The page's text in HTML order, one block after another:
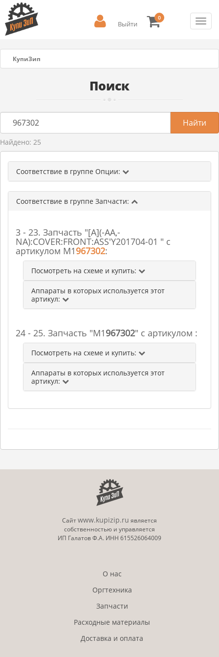
Выйти
0
КупиЗип
Поиск
Найдено: 25
Соответствие в группе Опции:
Соответствие в группе Запчасти:
3 - 23. Запчасть "[A](-AA,-
NA):COVER:FRONT:ASS'Y201704-01 " с
артикулом M1967302:
Посмотреть на схеме и купить:
Аппараты в которых используется этот
артикул:
24 - 25. Запчасть "M1967302" с артикулом :
Посмотреть на схеме и купить:
Аппараты в которых используется этот
артикул:
Сайтwww.kupizip.ru является
собственностью и управляется
ИП Галатов Ф.А. ИНН 615526064009
О нас
Оргтехника
Запчасти
Расходные материалы
Доставка и оплата